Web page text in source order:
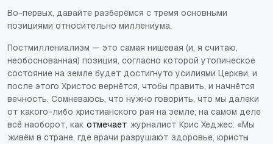
Во-первых, давайте разберёмся с тремя основными
позициями относительно миллениума.
Постмиллениализм — это самая нишевая (и, я считаю,
необоснованная) позиция, согласно которой утопическое
состояние на земле будет достигнуто усилиями Церкви, и
после этого Христос вернётся, чтобы править, и начнётся
вечность. Сомневаюсь, что нужно говорить, что мы далеки
от какого-либо христианского рая на земле; на самом деле
всё наоборот, как отмечает журналист Крис Хеджес: «Мы
живём в стране, где врачи разрушают здоровье, юристы